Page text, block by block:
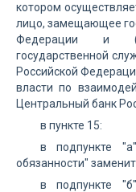
котором
лицо, замещающее
Федерации и
государственной
Российской
власти по
Центральный банк
в пункте 15:
в подпункте
обязанности"
в подпункте